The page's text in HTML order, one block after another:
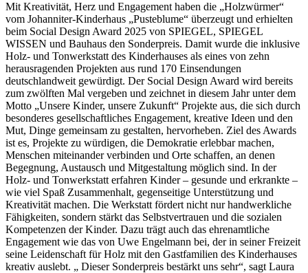
Mit Kreativität, Herz und Engagement haben die „Holzwürmer“
vom Johanniter-Kinderhaus „Pusteblume“ überzeugt und erhielten
beim Social Design Award 2025 von SPIEGEL, SPIEGEL
WISSEN und Bauhaus den Sonderpreis. Damit wurde die inklusive
Holz- und Tonwerkstatt des Kinderhauses als eines von zehn
herausragenden Projekten aus rund 170 Einsendungen
deutschlandweit gewürdigt. Der Social Design Award wird bereits
zum zwölften Mal vergeben und zeichnet in diesem Jahr unter dem
Motto „Unsere Kinder, unsere Zukunft“ Projekte aus, die sich durch
besonderes gesellschaftliches Engagement, kreative Ideen und den
Mut, Dinge gemeinsam zu gestalten, hervorheben. Ziel des Awards
ist es, Projekte zu würdigen, die Demokratie erlebbar machen,
Menschen miteinander verbinden und Orte schaffen, an denen
Begegnung, Austausch und Mitgestaltung möglich sind. In der
Holz- und Tonwerkstatt erfahren Kinder – gesunde und erkrankte –
wie viel Spaß Zusammenhalt, gegenseitige Unterstützung und
Kreativität machen. Die Werkstatt fördert nicht nur handwerkliche
Fähigkeiten, sondern stärkt das Selbstvertrauen und die sozialen
Kompetenzen der Kinder. Dazu trägt auch das ehrenamtliche
Engagement wie das von Uwe Engelmann bei, der in seiner Freizeit
seine Leidenschaft für Holz mit den Gastfamilien des Kinderhauses
kreativ auslebt. „ Dieser Sonderpreis bestärkt uns sehr“, sagt Laura